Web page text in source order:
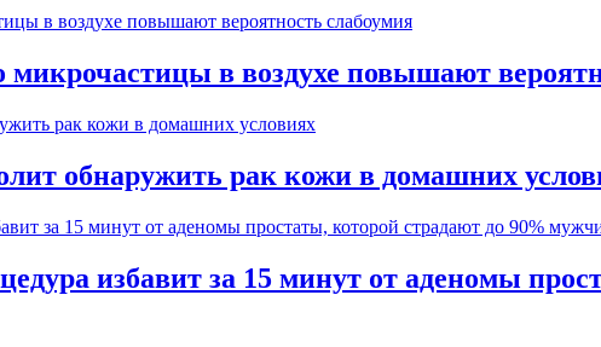
в воздухе повышают
обнаружить рак кожи в домашних
избавит за 15 минут от аденомы